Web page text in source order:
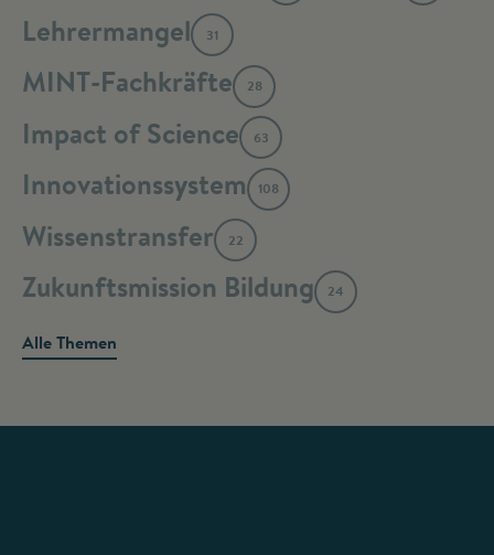
Lehrermangel 31
MINT-Fachkräfte 28
Impact of Science 63
Innovationssystem 108
Wissenstransfer 22
Zukunftsmission Bildung 24
Alle Themen